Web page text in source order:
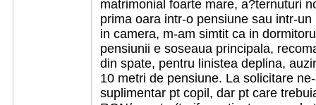
matrimonial foarte mare, a?ternuturi
prima oara intr-o pensiune sau intr-
in camera, m-am simtit ca in
pensiunii e soseaua principala,
din spate, pentru linistea deplina,
10 metri de pensiune. La solicitare
suplimentar pt copil, dar pt care